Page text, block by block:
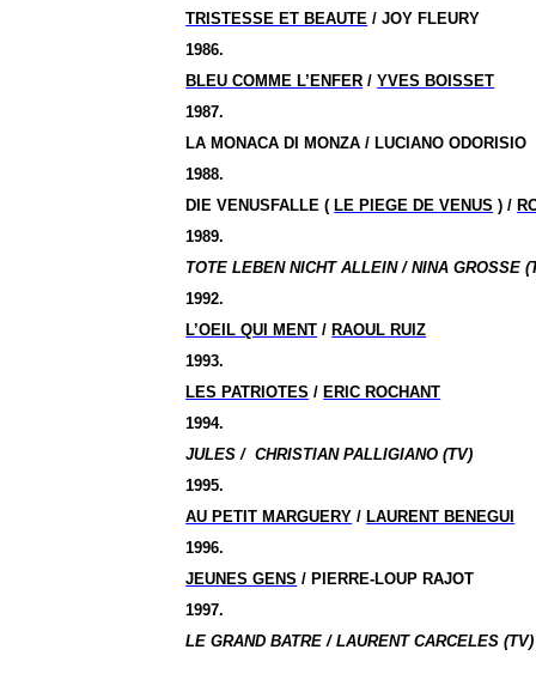
TRISTESSE ET BEAUTE / JOY FLEURY
1986.
BLEU COMME L’ENFER /YVES BOISSET
1987.
LA MONACA DI MONZA / LUCIANO ODORISIO
1988.
DIE VENUSFALLE ( LE PIEGE DE VENUS ) /
1989.
TOTE LEBEN NICHT ALLEIN / NINA GROSSE
1992.
L’OEIL QUI MENT / RAOUL RUIZ
1993.
LES PATRIOTES / ERIC ROCHANT
1994.
JULES / CHRISTIAN PALLIGIANO (TV)
1995.
AU PETIT MARGUERY / LAURENT BENEGUI
1996.
JEUNES GENS / PIERRE-LOUP RAJOT
1997.
LE GRAND BATRE / LAURENT CARCELES (TV)